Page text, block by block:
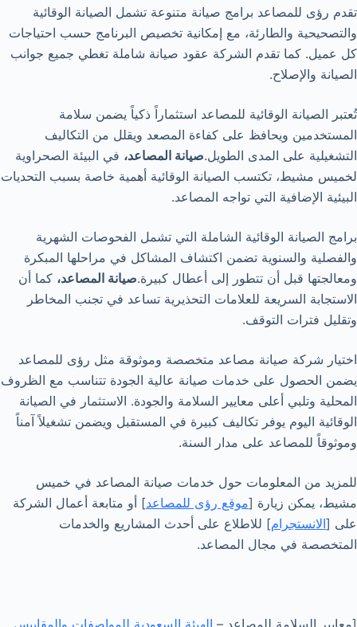
تقدم رؤى للمصاعد برامج صيانة متنوعة تشمل الصيانة الوقائية
والتصحيحية والطارئة، مع إمكانية تخصيص البرنامج حسب احتياجات
كل عميل. كما تقدم الشركة عقود صيانة شاملة تغطي جميع جوانب
الصيانة والإصلاح.
تُعتبر الصيانة الوقائية للمصاعد استثماراً ذكياً يضمن سلامة
المستخدمين ويحافظ على كفاءة المصعد ويقلل من التكاليف
التشغيلية على المدى الطويل.صيانة المصاعد، في البيئة الصحراوية
لخميس مشيط، تكتسب الصيانة الوقائية أهمية خاصة بسبب التحديات
البيئية الإضافية التي تواجه المصاعد.
برامج الصيانة الوقائية الشاملة التي تشمل الفحوصات الشهرية
والفصلية والسنوية تضمن اكتشاف المشاكل في مراحلها المبكرة
ومعالجتها قبل أن تتطور إلى أعطال كبيرة.صيانة المصاعد، كما أن
الاستجابة السريعة للعلامات التحذيرية تساعد في تجنب المخاطر
وتقليل فترات التوقف.
اختيار شركة صيانة مصاعد متخصصة وموثوقة مثل رؤى للمصاعد
يضمن الحصول على خدمات صيانة عالية الجودة تتناسب مع الظروف
المحلية وتلبي أعلى معايير السلامة والجودة. الاستثمار في الصيانة
الوقائية اليوم يوفر تكاليف كبيرة في المستقبل ويضمن تشغيلاً آمناً
وموثوقاً للمصاعد على مدار السنة.
للمزيد من المعلومات حول خدمات صيانة المصاعد في خميس
مشيط، يمكن زيارة [موقع رؤى للمصاعد] أو متابعة أعمال الشركة
على [الانستجرام] للاطلاع على أحدث المشاريع والخدمات
المتخصصة في مجال المصاعد.
[معايير السلامة للمصاعد – الهيئة السعودية للمواصفات والمقاييس